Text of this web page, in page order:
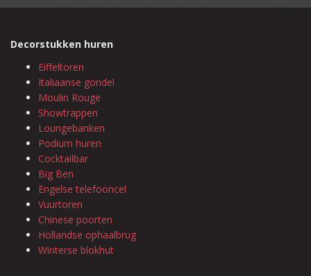
Decorstukken huren
Eiffeltoren
Italiaanse gondel
Moulin Rouge
Showtrappen
Loungebanken
Podium huren
Cocktailbar
Big Ben
Engelse telefooncel
Vuurtoren
Chinese poorten
Hollandse ophaalbrug
Winterse blokhut